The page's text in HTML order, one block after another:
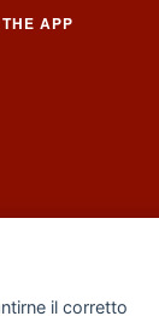
APP
il corretto